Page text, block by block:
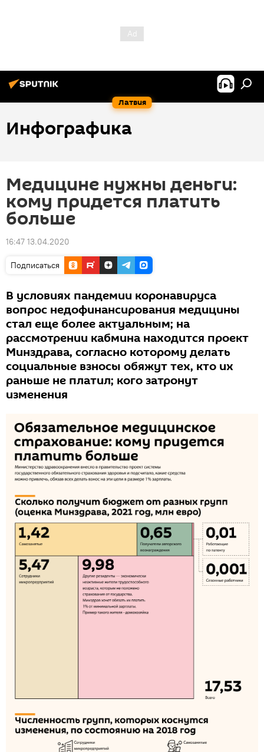
Латвия
Инфографика
Медицине нужны деньги:
кому придется платить
больше
16:47 13.04.2020
Подписаться
В условиях пандемии коронавируса
вопрос недофинансирования медицины
стал еще более актуальным; на
рассмотрении кабмина находится проект
Минздрава, согласно которому делать
социальные взносы обяжут тех, кто их
раньше не платил; кого затронут
изменения